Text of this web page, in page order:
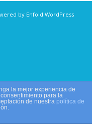
by Enfold WordPress
la mejor experiencia de
para la
de nuestra política de